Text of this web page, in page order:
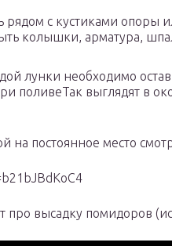
рядом с кустиками опоры
колышки, арматура,
лунки необходимо
поливеТак выглядят в
на постоянное место
высадку помидоров